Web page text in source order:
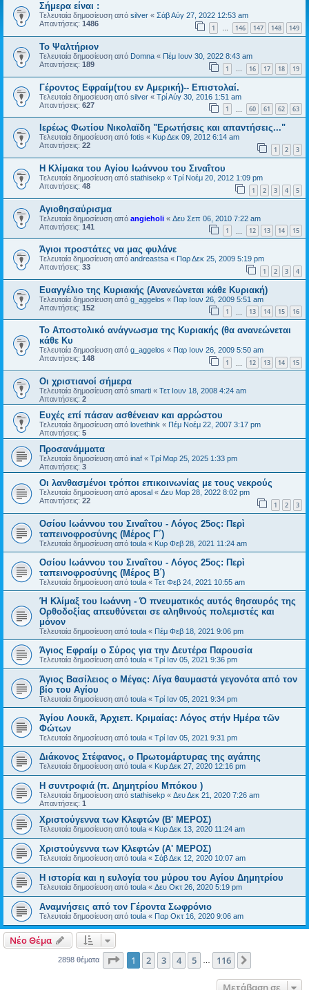
Σήμερα είναι :
Τελευταία δημοσίευση από silver « Σάβ Αύγ 27, 2022 12:53 am
Απαντήσεις: 1486 1 … 146 147 148 149
Το Ψαλτήριον
Τελευταία δημοσίευση από Domna « Πέμ Ιουν 30, 2022 8:43 am
Απαντήσεις: 189 1 … 16 17 18 19
Γέροντος Εφραίμ(του εν Αμερική)-- Επιστολαί.
Τελευταία δημοσίευση από silver « Τρί Αύγ 30, 2016 1:51 am
Απαντήσεις: 627 1 60 61 62 63
Ιερέως Φωτίου Νικολαϊδη "Ερωτήσεις και απαντήσεις..."
Τελευταία δημοσίευση από fotis « Κυρ Δεκ 09, 2012 6:14 am
Απαντήσεις: 22 1 2 3
Η Κλίμακα του Αγίου Ιωάννου του Σιναΐτου
Τελευταία δημοσίευση από stathisekp « Τρί Νοέμ 20, 2012 1:09 pm
Απαντήσεις: 48 1 2 3 4 5
Αγιοθησαύρισμα
Τελευταία δημοσίευση από angieholi « Δευ Σεπ 06, 2010 7:22 am
Απαντήσεις: 141 1 12 13 14 15
Άγιοι προστάτες να μας φυλάνε
Τελευταία δημοσίευση από andreastsa « Παρ Δεκ 25, 2009 5:19 pm
Απαντήσεις: 33 1 2 3 4
Ευαγγέλιο της Κυριακής (Ανανεώνεται κάθε Κυριακή)
Τελευταία δημοσίευση από g_aggelos « Παρ Ιουν 26, 2009 5:51 am
Απαντήσεις: 152 1 13 14 15 16
Το Αποστολικό ανάγνωσμα της Κυριακής (θα ανανεώνεται
κάθε Κυ
Τελευταία δημοσίευση από g_aggelos « Παρ Ιουν 26, 2009 5:50 am
Απαντήσεις: 148 1 12 13 14 15
Οι χριστιανοί σήμερα
Τελευταία δημοσίευση από smarti « Τετ Ιουν 18, 2008 4:24 am
Απαντήσεις: 2
Ευχές επί πάσαν ασθένειαν και αρρώστου
Τελευταία δημοσίευση από lovethink « Πέμ Νοέμ 22, 2007 3:17 pm
Απαντήσεις: 5
Προσανάμματα
Τελευταία δημοσίευση από inaf « Τρί Μαρ 25, 2025 1:33 pm
Απαντήσεις: 3
Οι λανθασμένοι τρόποι επικοινωνίας με τους νεκρούς
Τελευταία δημοσίευση από aposal « Δευ Μαρ 28, 2022 8:02 pm
Απαντήσεις: 22 1 2 3
Οσίου Ιωάννου του Σιναΐτου - Λόγος 25ος: Περὶ
ταπεινοφροσύνης (Μέρος Γ΄)
Τελευταία δημοσίευση από toula « Κυρ Φεβ 28, 2021 11:24 am
Οσίου Ιωάννου του Σιναΐτου - Λόγος 25ος: Περὶ
ταπεινοφροσύνης (Μέρος B΄)
Τελευταία δημοσίευση από toula « Τετ Φεβ 24, 2021 10:55 am
Ή Κλίμαξ του Ιωάννη - Ό πνευματικός αυτός θησαυρός της
Ορθοδοξίας απευθύνεται σε αληθινούς πολεμιστές και
μόνον
Τελευταία δημοσίευση από toula « Πέμ Φεβ 18, 2021 9:06 pm
Άγιος Εφραίμ ο Σύρος για την Δευτέρα Παρουσία
Τελευταία δημοσίευση από toula « Τρί Ιαν 05, 2021 9:36 pm
Άγιος Βασίλειος ο Μέγας: Λίγα θαυμαστά γεγονότα από τον
βίο του Αγίου
Τελευταία δημοσίευση από toula « Τρί Ιαν 05, 2021 9:34 pm
Ἁγίου Λουκᾶ, Ἀρχιεπ. Κριμαίας: Λόγος στήν Ημέρα τῶν
Φώτων
Τελευταία δημοσίευση από toula « Τρί Ιαν 05, 2021 9:31 pm
Διάκονος Στέφανος, ο Πρωτομάρτυρας της αγάπης
Τελευταία δημοσίευση από toula « Κυρ Δεκ 27, 2020 12:16 pm
Η συντροφιά (π. Δημητρίου Μπόκου )
Τελευταία δημοσίευση από stathisekp « Δευ Δεκ 21, 2020 7:26 am
Απαντήσεις: 1
Χριστούγεννα των Kλεφτών (B' ΜΕΡΟΣ)
Τελευταία δημοσίευση από toula « Κυρ Δεκ 13, 2020 11:24 am
Χριστούγεννα των Kλεφτών (Α' ΜΕΡΟΣ)
Τελευταία δημοσίευση από toula « Σάβ Δεκ 12, 2020 10:07 am
Η ιστορία και η ευλογία του μύρου του Αγίου Δημητρίου
Τελευταία δημοσίευση από toula « Δευ Οκτ 26, 2020 5:19 pm
Αναμνήσεις από τον Γέροντα Σωφρόνιο
Τελευταία δημοσίευση από toula « Παρ Οκτ 16, 2020 9:06 am
Νέο Θέμα
2898 θέματα Σελίδα από116
1 2 3 4 5 116
Μετάβαση σε